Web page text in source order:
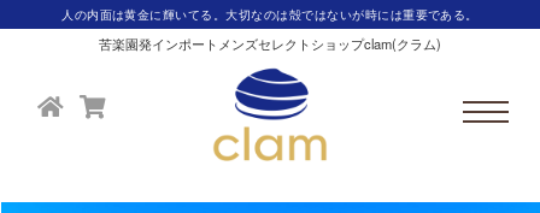
人の内面は黄金に輝いてる。大切なのは殻ではないが時には重要である。
苦楽園発インポートメンズセレクトショップclam(クラム)